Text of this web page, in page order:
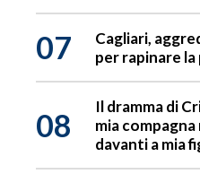
07
Cagliari,
per rapinare
08
Il dramma di
mia
davanti a mia